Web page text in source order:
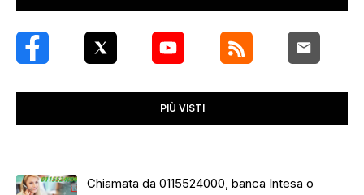
PIÙ VISTI
Chiamata da 0115524000, banca Intesa o